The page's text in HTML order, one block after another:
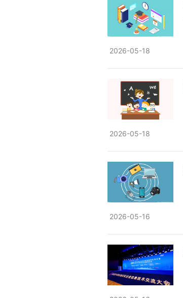
2026-05-18
2026-05-18
2026-05-16